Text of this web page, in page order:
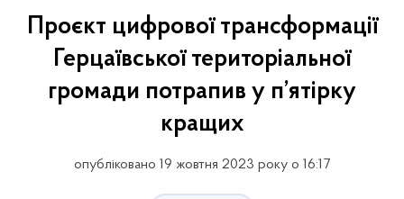
Проєкт цифрової трансформації
Герцаївської територіальної
громади потрапив у п’ятірку
кращих
опубліковано 19 жовтня 2023 року о 16:17